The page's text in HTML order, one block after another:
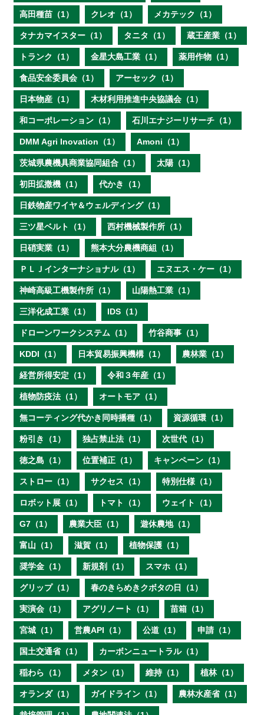
高田種苗（1） クレオ（1） メカテック（1）
タナカマイスター（1） タニタ（1） 蔵王産業（1）
トランク（1） 金星大島工業（1） 薬用作物（1）
食品安全委員会（1） アーセック（1）
日本物産（1） 木材利用推進中央協議会（1）
和コーポレーション（1） 石川エナジーリサーチ（1）
DMM Agri Inovation（1） Amoni（1）
茨城県農機具商業協同組合（1） 太陽（1）
初田拡撒機（1） 代かき（1）
日鉄物産ワイヤ＆ウェルディング（1）
三ツ星ベルト（1） 西村機械製作所（1）
日硝実業（1） 熊本大分農機商組（1）
ＰＬＪインターナショナル（1） エヌエス・ケー（1）
神崎高級工機製作所（1） 山陽熱工業（1）
三洋化成工業（1） IDS（1）
ドローンワークシステム（1） 竹谷商事（1）
KDDI（1） 日本貿易振興機構（1） 農林業（1）
経営所得安定（1） 令和３年産（1）
植物防疫法（1） オートモア（1）
無コーティング代かき同時播種（1） 資源循環（1）
粉引き（1） 独占禁止法（1） 次世代（1）
徳之島（1） 位置補正（1） キャンペーン（1）
ストロー（1） サクセス（1） 特別仕様（1）
ロボット展（1） トマト（1） ウェイト（1）
G7（1） 農業大臣（1） 遊休農地（1）
富山（1） 滋賀（1） 植物保護（1）
奨学金（1） 新規剤（1） スマホ（1）
グリップ（1） 春のきらめきクボタの日（1）
実演会（1） アグリノート（1） 苗箱（1）
宮城（1） 営農API（1） 公道（1） 申請（1）
国土交通省（1） カーボンニュートラル（1）
稲わら（1） メタン（1） 維持（1） 植林（1）
オランダ（1） ガイドライン（1） 農林水産省（1）